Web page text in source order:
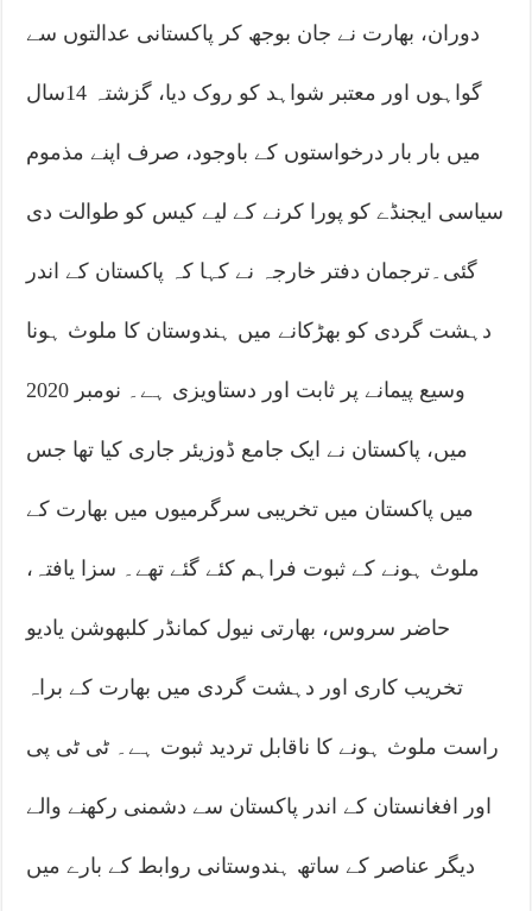
دوران، بھارت نے جان بوجھ کر پاکستانی عدالتوں سے
گواہوں اور معتبر شواہد کو روک دیا، گزشتہ 14سال
میں بار بار درخواستوں کے باوجود، صرف اپنے مذموم
سیاسی ایجنڈے کو پورا کرنے کے لیے کیس کو طوالت دی
گئی۔ترجمان دفتر خارجہ نے کہا کہ پاکستان کے اندر
دہشت گردی کو بھڑکانے میں ہندوستان کا ملوث ہونا
وسیع پیمانے پر ثابت اور دستاویزی ہے۔ نومبر 2020
میں، پاکستان نے ایک جامع ڈوزیئر جاری کیا تھا جس
میں پاکستان میں تخریبی سرگرمیوں میں بھارت کے
ملوث ہونے کے ثبوت فراہم کئے گئے تھے۔ سزا یافتہ،
حاضر سروس، بھارتی نیول کمانڈر کلبھوشن یادیو
تخریب کاری اور دہشت گردی میں بھارت کے براہ
راست ملوث ہونے کا ناقابل تردید ثبوت ہے۔ ٹی ٹی پی
اور افغانستان کے اندر پاکستان سے دشمنی رکھنے والے
دیگر عناصر کے ساتھ ہندوستانی روابط کے بارے میں